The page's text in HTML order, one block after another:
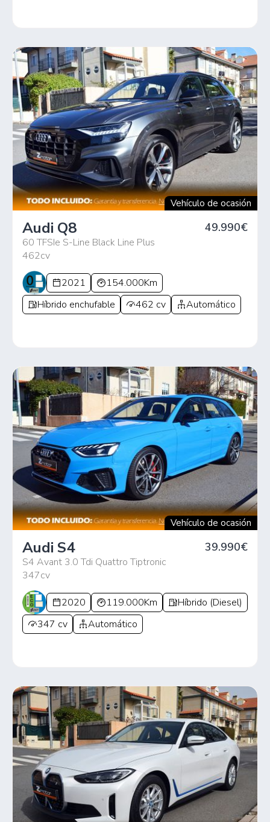
Vehículo de ocasión
Audi Q8
60 TFSIe S-Line Black Line Plus
462cv
49.990€
2021
154.000Km
Híbrido enchufable
462 cv Automático
Vehículo de ocasión
Audi S4
S4 Avant 3.0 Tdi Quattro Tiptronic
347cv
39.990€
2020 119.000Km
Híbrido (Diesel)
347 cv
Automático